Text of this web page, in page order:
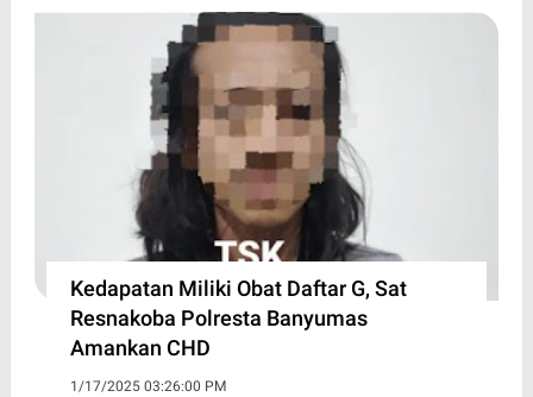
Kedapatan Miliki Obat Daftar G, Sat
Resnakoba Polresta Banyumas
Amankan CHD
1/17/2025 03:26:00 PM